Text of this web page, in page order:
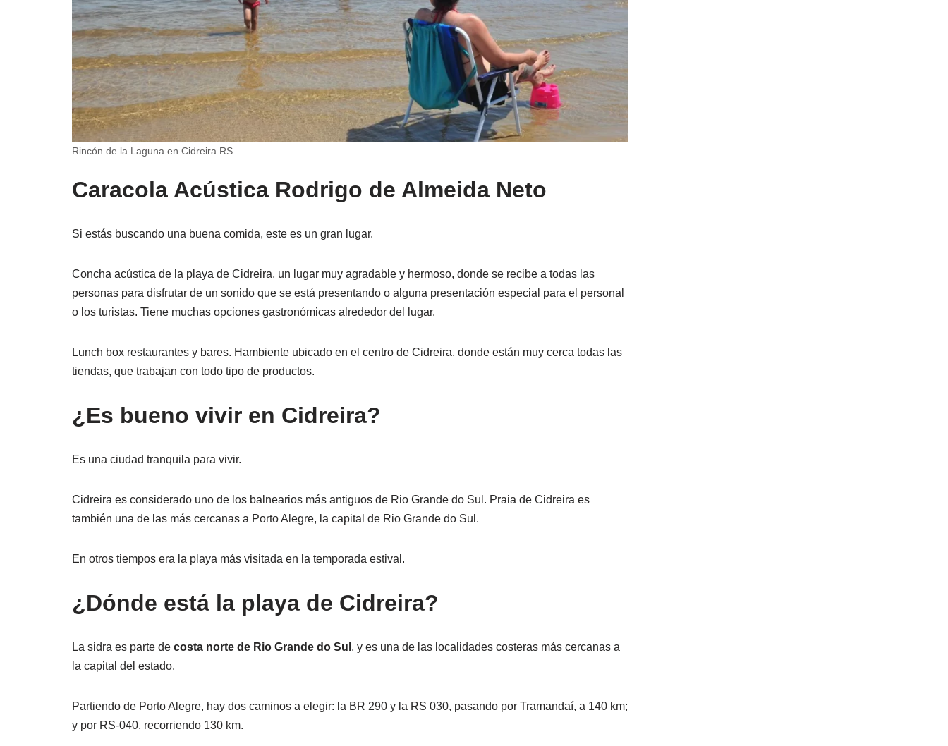
Rincón de la Laguna en Cidreira RS
Caracola Acústica Rodrigo de Almeida Neto
Si estás buscando una buena comida, este es un gran lugar.
Concha acústica de la playa de Cidreira, un lugar muy agradable y hermoso, donde se recibe a todas las
personas para disfrutar de un sonido que se está presentando o alguna presentación especial para el personal
o los turistas. Tiene muchas opciones gastronómicas alrededor del lugar.
Lunch box restaurantes y bares. Hambiente ubicado en el centro de Cidreira, donde están muy cerca todas las
tiendas, que trabajan con todo tipo de productos.
¿Es bueno vivir en Cidreira?
Es una ciudad tranquila para vivir.
Cidreira es considerado uno de los balnearios más antiguos de Rio Grande do Sul. Praia de Cidreira es
también una de las más cercanas a Porto Alegre, la capital de Rio Grande do Sul.
En otros tiempos era la playa más visitada en la temporada estival.
¿Dónde está la playa de Cidreira?
La sidra es parte de costa norte de Rio Grande do Sul , y es una de las localidades costeras más cercanas a
la capital del estado.
Partiendo de Porto Alegre, hay dos caminos a elegir: la BR 290 y la RS 030, pasando por Tramandaí, a 140 km;
y por RS-040, recorriendo 130 km.